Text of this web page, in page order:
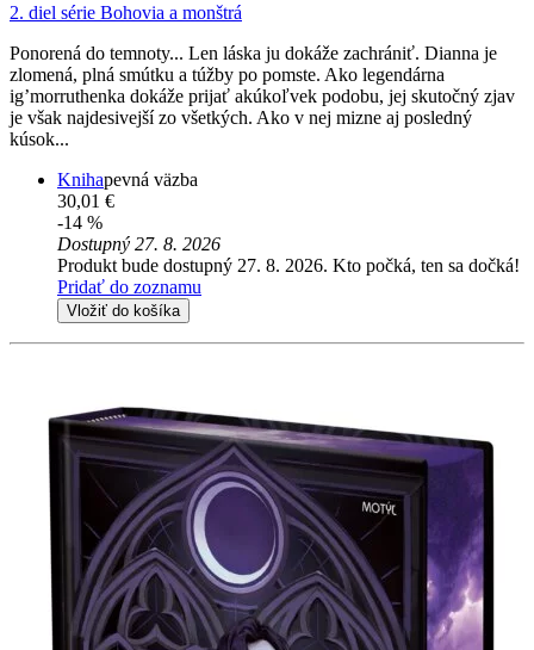
2. diel série Bohovia a monštrá
Ponorená do temnoty... Len láska ju dokáže zachrániť. Dianna je
zlomená, plná smútku a túžby po pomste. Ako legendárna
ig’morruthenka dokáže prijať akúkoľvek podobu, jej skutočný zjav
je však najdesivejší zo všetkých. Ako v nej mizne aj posledný
kúsok...
Knihapevná väzba
30,01 €
-14 %
Dostupný 27. 8. 2026
Produkt bude dostupný 27. 8. 2026. Kto počká, ten sa dočká!
Pridať do zoznamu
Vložiť do košíka